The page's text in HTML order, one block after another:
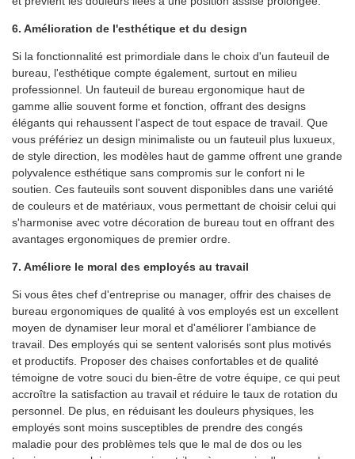
6. Amélioration de l'esthétique et du design
Si la fonctionnalité est primordiale dans le choix d'un fauteuil de
bureau, l'esthétique compte également, surtout en milieu
professionnel. Un fauteuil de bureau ergonomique haut de
gamme allie souvent forme et fonction, offrant des designs
élégants qui rehaussent l'aspect de tout espace de travail. Que
vous préfériez un design minimaliste ou un fauteuil plus luxueux,
de style direction, les modèles haut de gamme offrent une grande
polyvalence esthétique sans compromis sur le confort ni le
soutien. Ces fauteuils sont souvent disponibles dans une variété
de couleurs et de matériaux, vous permettant de choisir celui qui
s'harmonise avec votre décoration de bureau tout en offrant des
avantages ergonomiques de premier ordre.
7. Améliore le moral des employés au travail
Si vous êtes chef d'entreprise ou manager, offrir des chaises de
bureau ergonomiques de qualité à vos employés est un excellent
moyen de dynamiser leur moral et d'améliorer l'ambiance de
travail. Des employés qui se sentent valorisés sont plus motivés
et productifs. Proposer des chaises confortables et de qualité
témoigne de votre souci du bien-être de votre équipe, ce qui peut
accroître la satisfaction au travail et réduire le taux de rotation du
personnel. De plus, en réduisant les douleurs physiques, les
employés sont moins susceptibles de prendre des congés
maladie pour des problèmes tels que le mal de dos ou les